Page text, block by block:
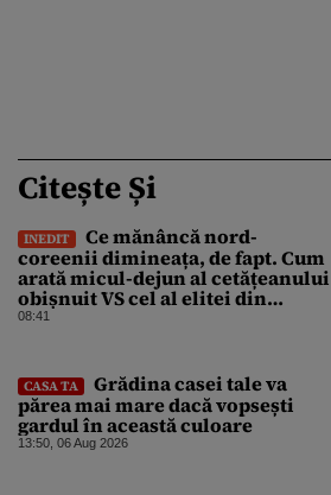
Citește Și
INEDIT
Ce mănâncă nord-
coreenii dimineața, de fapt. Cum
arată micul-dejun al cetățeanului
obișnuit VS cel al elitei din
Phenian
08:41
CASA TA
Grădina casei tale va
părea mai mare dacă vopsești
gardul în această culoare
13:50, 06 Aug 2026